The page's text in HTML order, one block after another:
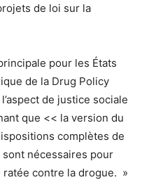
de loi sur la
pour les États
de la Drug Policy
de justice sociale
que << la version du
complètes de
sont nécessaires pour
contre la drogue. »